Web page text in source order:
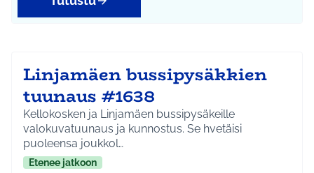
Linjamäen bussipysäkkien
tuunaus #1638
Kellokosken ja Linjamäen bussipysäkeille
valokuvatuunaus ja kunnostus. Se hvetäisi
puoleensa joukkol…
Etenee jatkoon